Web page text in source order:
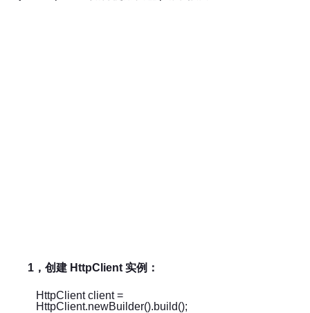
1，创建 HttpClient 实例：
HttpClient client =
HttpClient.newBuilder().build();